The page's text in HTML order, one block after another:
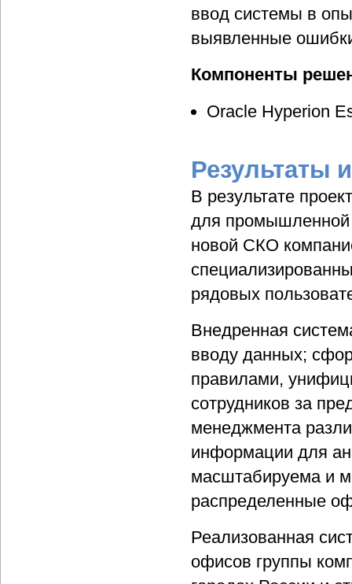
ввод системы в
выявленные
Компоненты
Oracle Hyperion
Результаты
В результате
для промышленной
новой СКО
рядовых
Внедренная
вводу данных;
правилами,
сотрудников за
менеджмента
информации для
масштабируема и
распределенные
Реализованная
офисов группы